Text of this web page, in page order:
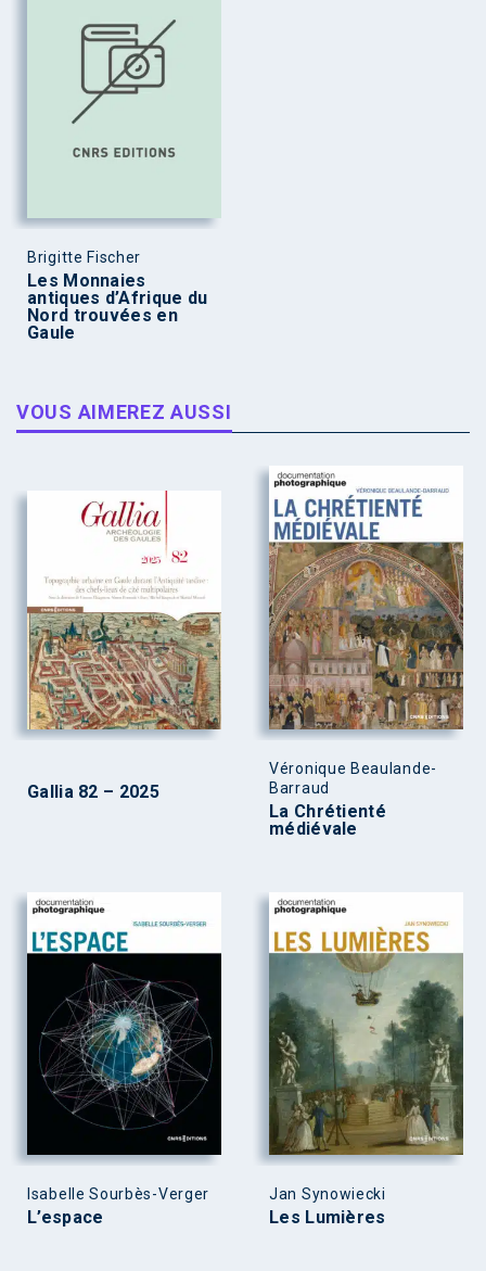
Brigitte Fischer
Les Monnaies
antiques d’Afrique du
Nord trouvées en
Gaule
VOUS AIMEREZ AUSSI
Gallia 82 – 2025
Véronique Beaulande-
Barraud
La Chrétienté
médiévale
Isabelle Sourbès-Verger
L’espace
Jan Synowiecki
Les Lumières